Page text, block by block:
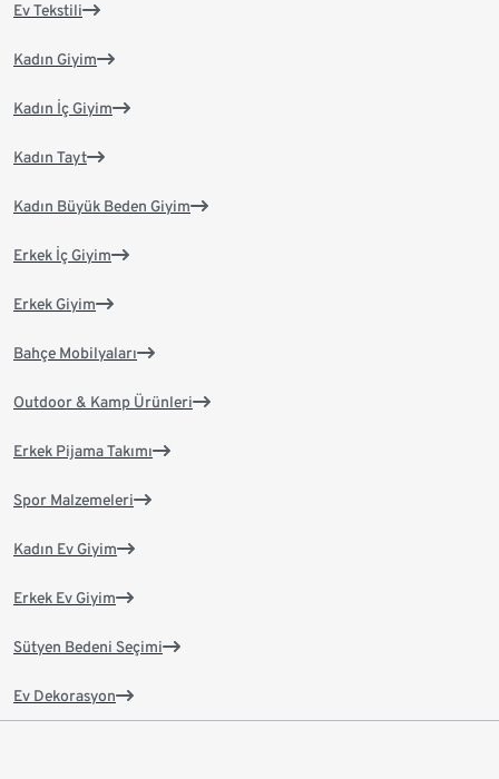
Ev Tekstili
Kadın Giyim
Kadın İç Giyim
Kadın Tayt
Kadın Büyük Beden Giyim
Erkek İç Giyim
Erkek Giyim
Bahçe Mobilyaları
Outdoor & Kamp Ürünleri
Erkek Pijama Takımı
Spor Malzemeleri
Kadın Ev Giyim
Erkek Ev Giyim
Sütyen Bedeni Seçimi
Ev Dekorasyon